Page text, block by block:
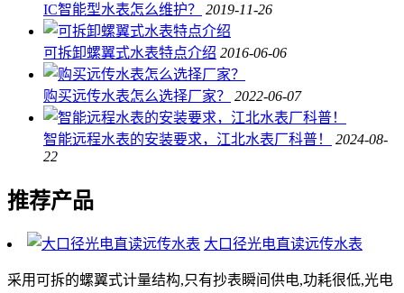
IC智能型水表怎么维护？ 2019-11-26
可拆卸螺翼式水表特点介绍 2016-06-06
购买远传水表怎么选择厂家？ 2022-06-07
智能远程水表的安装要求，江北水表厂科普！
2024-08-
22
推荐产品
大口径光电直读远传水表
采用可拆的螺翼式计量结构,只有抄表瞬间供电,功耗很低,光电